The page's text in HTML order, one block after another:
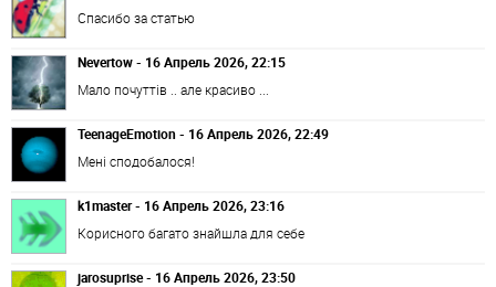
Спасибо за статью
Nevertow - 16 Апрель 2026, 22:15
Мало почуттів .. але красиво ...
TeenageEmotion - 16 Апрель 2026, 22:49
Мені сподобалося!
k1master - 16 Апрель 2026, 23:16
Корисного багато знайшла для себе
jarosuprise - 16 Апрель 2026, 23:50